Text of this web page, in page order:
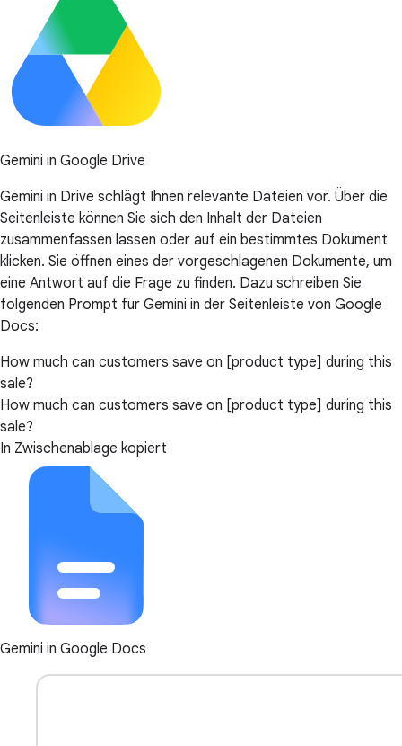
Gemini in Google Drive
Gemini in Drive schlägt Ihnen relevante Dateien vor. Über die
Seitenleiste können Sie sich den Inhalt der Dateien
zusammenfassen lassen oder auf ein bestimmtes Dokument
klicken. Sie öffnen eines der vorgeschlagenen Dokumente, um
eine Antwort auf die Frage zu finden. Dazu schreiben Sie
folgenden Prompt für Gemini in der Seitenleiste von Google
Docs:
How much can customers save on [product type] during this
sale?
How much can customers save on [product type] during this
sale?
In Zwischenablage kopiert
Gemini in Google Docs